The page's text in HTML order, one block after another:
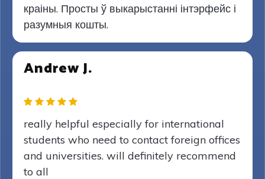
краіны. Просты ў выкарыстанні інтэрфейс і
разумныя кошты.
Andrew J.
really helpful especially for international
students who need to contact foreign offices
and universities. will definitely recommend
to all